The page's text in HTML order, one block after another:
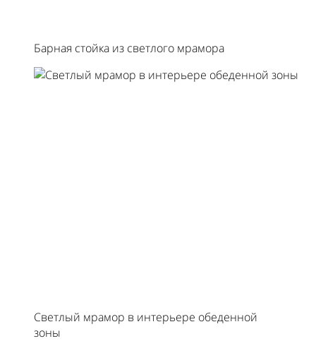
Барная стойка из светлого мрамора
Светлый мрамор в интерьере обеденной
зоны